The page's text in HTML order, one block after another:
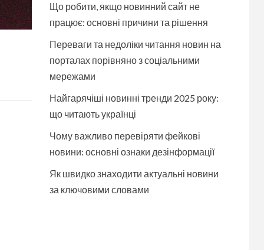
Що робити, якщо новинний сайт не
працює: основні причини та рішення
Переваги та недоліки читання новин на
порталах порівняно з соціальними
мережами
Найгарячіші новинні тренди 2025 року:
що читають українці
Чому важливо перевіряти фейкові
новини: основні ознаки дезінформації
Як швидко знаходити актуальні новини
за ключовими словами